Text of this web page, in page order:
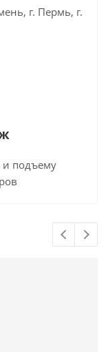
г. Пермь, г.
и подъему